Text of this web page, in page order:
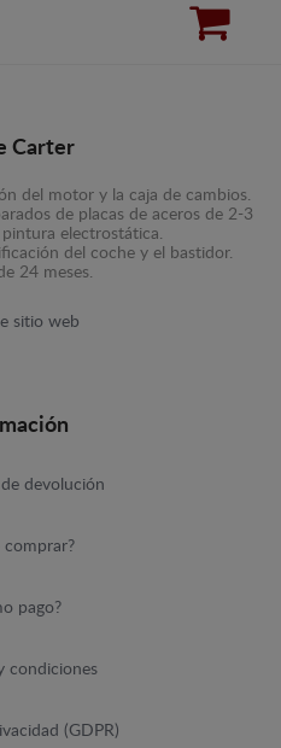
Carter
del motor y la caja de cambios.
de placas de aceros de 2-3
electrostática.
del coche y el bastidor.
24 meses.
sitio web
devolución
comprar?
pago?
condiciones
(GDPR)